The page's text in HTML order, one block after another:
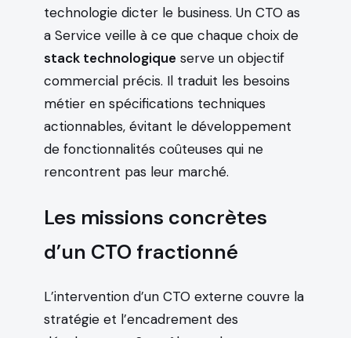
technologie dicter le business. Un CTO as
a Service veille à ce que chaque choix de
stack technologique serve un objectif
commercial précis. Il traduit les besoins
métier en spécifications techniques
actionnables, évitant le développement
de fonctionnalités coûteuses qui ne
rencontrent pas leur marché.
Les missions concrètes
d’un CTO fractionné
L’intervention d’un CTO externe couvre la
stratégie et l’encadrement des